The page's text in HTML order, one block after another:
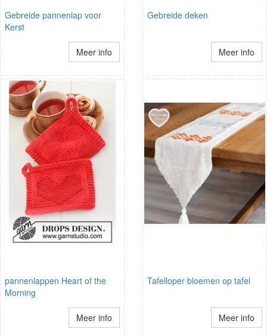
Gebreide pannenlap voor
Kerst
Meer info
Gebreide deken
Meer info
pannenlappen Heart of the
Morning
Meer info
Tafelloper bloemen op tafel
Meer info